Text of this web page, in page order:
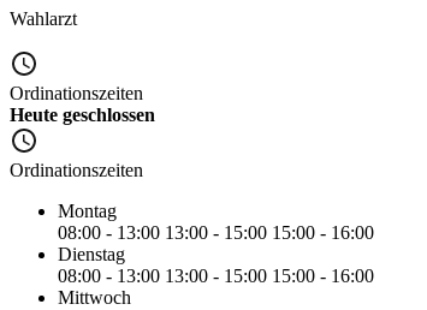
Wahlarzt
Ordinationszeiten
Heute geschlossen
Ordinationszeiten
Montag
08:00 - 13:00 13:00 - 15:00 15:00 - 16:00
Dienstag
08:00 - 13:00 13:00 - 15:00 15:00 - 16:00
Mittwoch